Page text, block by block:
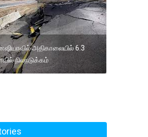
அதிகாலையில் 6.3
நிலநடுக்கம்